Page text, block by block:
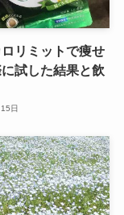
リミットで痩せ
試した結果と飲
日